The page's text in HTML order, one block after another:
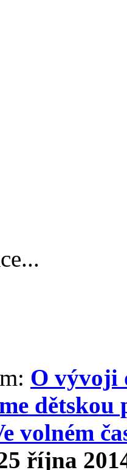
O vývoji
dětskou
volném
října